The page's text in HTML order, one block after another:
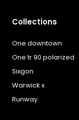
Collections
One downtown
One tr 90 polarized
Sixgon
Warwick x
Runway